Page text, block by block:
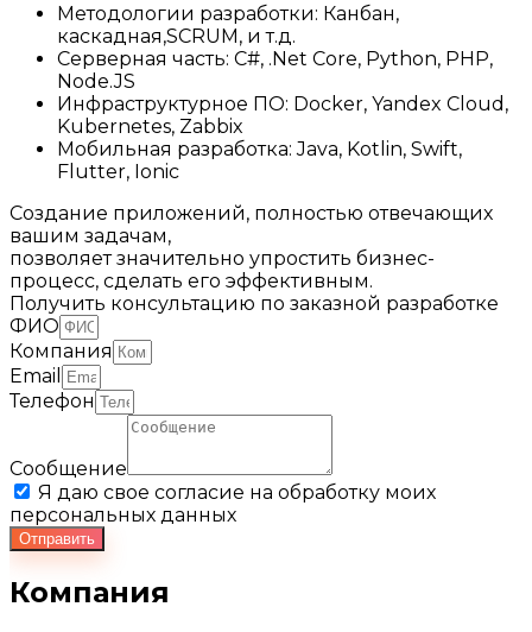
Методологии разработки: Канбан,
каскадная,SCRUM, и т.д.
Серверная часть: C#, .Net Core, Python, PHP,
Node.JS
Инфраструктурное ПО: Docker, Yandex Cloud,
Kubernetes, Zabbix
Мобильная разработка: Java, Kotlin, Swift,
Flutter, Ionic
Создание приложений, полностью отвечающих
вашим задачам,
позволяет значительно упростить бизнес-
процесс, сделать его эффективным.
Получить консультацию по заказной разработке
ФИО
Компания
Email
Телефон
Сообщение
Я даю свое согласие на обработку моих
персональных данных
Отправить
Компания